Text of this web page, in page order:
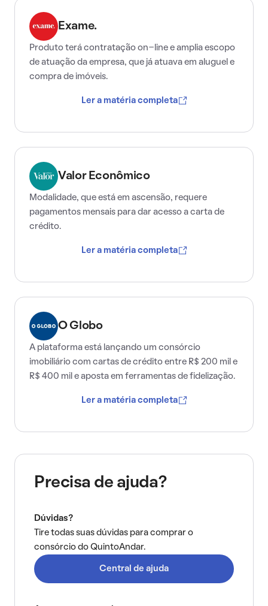
Exame.
Produto terá contratação on-line e amplia escopo
de atuação da empresa, que já atuava em aluguel e
compra de imóveis.
Ler a matéria completa
Valor Econômico
Modalidade, que está em ascensão, requere
pagamentos mensais para dar acesso a carta de
crédito.
Ler a matéria completa
O Globo
A plataforma está lançando um consórcio
imobiliário com cartas de crédito entre R$ 200 mil e
R$ 400 mil e aposta em ferramentas de fidelização.
Ler a matéria completa
Precisa de ajuda?
Dúvidas?
Tire todas suas dúvidas para comprar o
consórcio do QuintoAndar.
Central de ajuda